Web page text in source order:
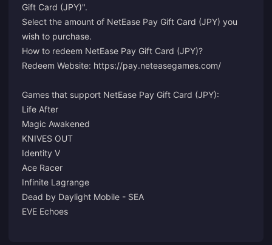
Gift Card (JPY)".
Select the amount of NetEase Pay Gift Card (JPY) you
wish to purchase.
How to redeem NetEase Pay Gift Card (JPY)?
Redeem Website: https://pay.neteasegames.com/
Games that support NetEase Pay Gift Card (JPY):
Life After
Magic Awakened
KNIVES OUT
Identity V
Ace Racer
Infinite Lagrange
Dead by Daylight Mobile - SEA
EVE Echoes